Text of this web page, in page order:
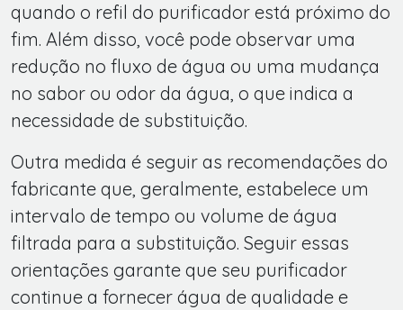
quando o refil do purificador está próximo do
fim. Além disso, você pode observar uma
redução no fluxo de água ou uma mudança
no sabor ou odor da água, o que indica a
necessidade de substituição.
Outra medida é seguir as recomendações do
fabricante que, geralmente, estabelece um
intervalo de tempo ou volume de água
filtrada para a substituição. Seguir essas
orientações garante que seu purificador
continue a fornecer água de qualidade e